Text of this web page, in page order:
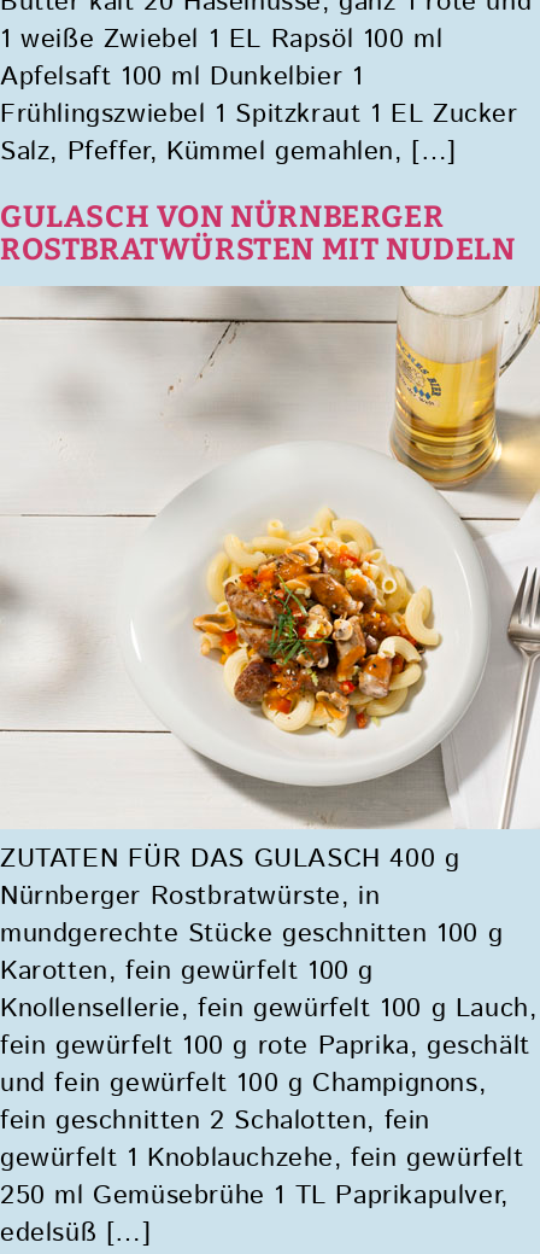
1 weiße Zwiebel 1 EL Rapsöl 100 ml
Apfelsaft 100 ml Dunkelbier 1
Frühlingszwiebel 1 Spitzkraut 1 EL Zucker
Salz, Pfeffer, Kümmel gemahlen, […]
GULASCH VON NÜRNBERGER
ROSTBRATWÜRSTEN MIT NUDELN
ZUTATEN FÜR DAS GULASCH 400 g
Nürnberger Rostbratwürste, in
mundgerechte Stücke geschnitten 100 g
Karotten, fein gewürfelt 100 g
Knollensellerie, fein gewürfelt 100 g Lauch,
fein gewürfelt 100 g rote Paprika, geschält
und fein gewürfelt 100 g Champignons,
fein geschnitten 2 Schalotten, fein
gewürfelt 1 Knoblauchzehe, fein gewürfelt
250 ml Gemüsebrühe 1 TL Paprikapulver,
edelsüß […]